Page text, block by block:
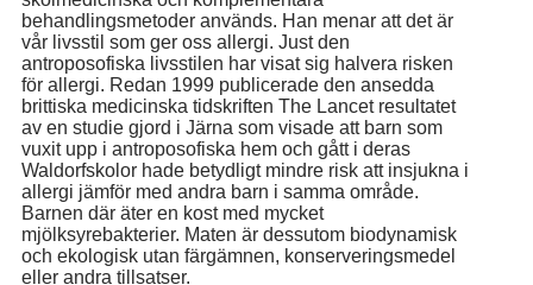
behandlingsmetoder används. Han menar att det är
vår livsstil som ger oss allergi. Just den
antroposofiska livsstilen har visat sig halvera risken
för allergi. Redan 1999 publicerade den ansedda
brittiska medicinska tidskriften The Lancet resultatet
av en studie gjord i Järna som visade att barn som
vuxit upp i antroposofiska hem och gått i deras
Waldorfskolor hade betydligt mindre risk att insjukna i
allergi jämför med andra barn i samma område.
Barnen där äter en kost med mycket
mjölksyrebakterier. Maten är dessutom biodynamisk
och ekologisk utan färgämnen, konserveringsmedel
eller andra tillsatser.